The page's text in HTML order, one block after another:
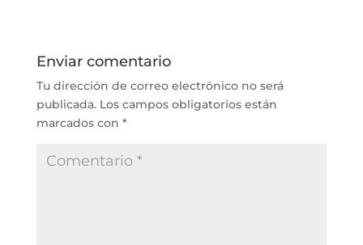
Enviar comentario
Tu dirección de correo electrónico no será
publicada. Los campos obligatorios están
marcados con *